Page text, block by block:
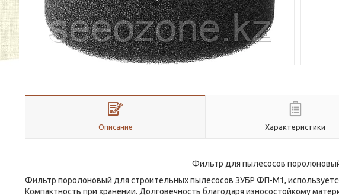
Описание Характеристики
Фильтр для пылесосов
Фильтр поролоновый для строительных пылесосов ЗУБР ФП-М1,
Компактность при хранении. Долговечность благодаря износостойкому